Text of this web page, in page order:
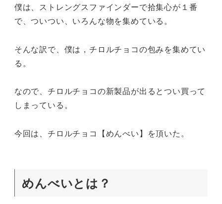
僕は、ストレングスファインダーで拾集心が１番
で、ついつい、いろんな物を集めている。
そんな訳で、僕は，チロルチョコの包みを集めてい
る。
なので、チロルチョコの新製品が出るとつい買って
しまっている。
今回は、チロルチョコ【めんべい】を頂いた。
めんべいとは？